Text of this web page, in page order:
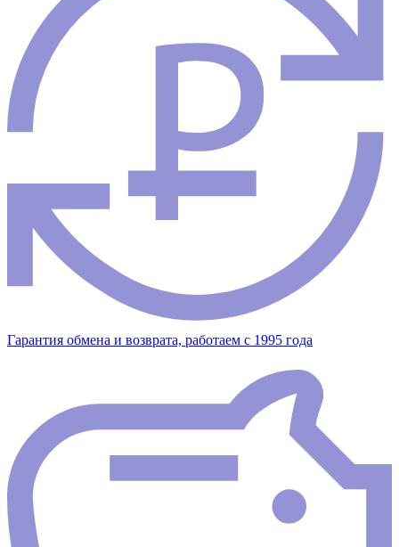
Гарантия обмена и возврата, работаем с 1995 года